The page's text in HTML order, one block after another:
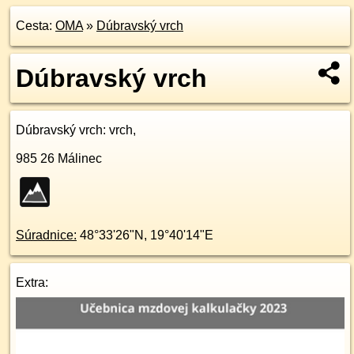
Cesta: OMA» Dúbravský vrch
Dúbravský vrch
Dúbravský vrch: vrch,
985 26 Málinec
Súradnice: 48°33'26"N , 19°40'14"E
Extra: